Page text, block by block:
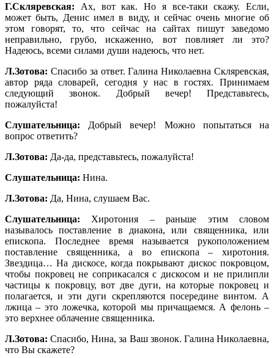
Г.Скляревская: Ах, вот как. Но я все-таки скажу. Если,
может быть, Денис имел в виду, и сейчас очень многие об
этом говорят, то, что сейчас на сайтах пишут заведомо
неправильно, грубо, искаженно, вот повлияет ли это?
Надеюсь, всеми силами души надеюсь, что нет.
Л.Зотова: Спасибо за ответ. Галина Николаевна Скляревская,
автор ряда словарей, сегодня у нас в гостях. Принимаем
следующий звонок. Добрый вечер! Представьтесь,
пожалуйста!
Слушательница: Добрый вечер! Можно попытаться на
вопрос ответить?
Л.Зотова: Да-да, представьтесь, пожалуйста!
Слушательница: Нина.
Л.Зотова: Да, Нина, слушаем Вас.
Слушательница: Хиротония – раньше этим словом
называлось поставление в диакона, или священника, или
епископа. Последнее время называется рукоположением
поставление священника, а во епископа – хиротония.
Звездица… На дискосе, когда покрывают дискос покровцом,
чтобы покровец не соприкасался с дискосом и не прилипли
частицы к покровцу, вот две дуги, на которые покровец и
полагается, и эти дуги скрепляются посередине винтом. А
лжица – это ложечка, которой мы причащаемся. А фелонь –
это верхнее облачение священника.
Л.Зотова: Спасибо, Нина, за Ваш звонок. Галина Николаевна,
что Вы скажете?